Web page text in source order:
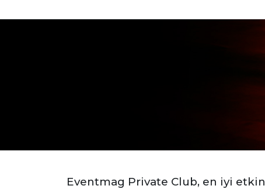
Eventmag
Eventmag Private Club, en iyi